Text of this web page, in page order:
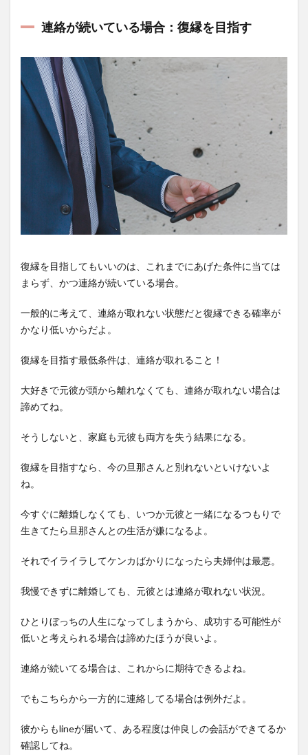
連絡が続いている場合：復縁を目指す
復縁を目指してもいいのは、これまでにあげた条件に当ては
まらず、かつ連絡が続いている場合。
一般的に考えて、連絡が取れない状態だと復縁できる確率が
かなり低いからだよ。
復縁を目指す最低条件は、連絡が取れること！
大好きで元彼が頭から離れなくても、連絡が取れない場合は
諦めてね。
そうしないと、家庭も元彼も両方を失う結果になる。
復縁を目指すなら、今の旦那さんと別れないといけないよ
ね。
今すぐに離婚しなくても、いつか元彼と一緒になるつもりで
生きてたら旦那さんとの生活が嫌になるよ。
それでイライラしてケンカばかりになったら夫婦仲は最悪。
我慢できずに離婚しても、元彼とは連絡が取れない状況。
ひとりぼっちの人生になってしまうから、成功する可能性が
低いと考えられる場合は諦めたほうが良いよ。
連絡が続いてる場合は、これからに期待できるよね。
でもこちらから一方的に連絡してる場合は例外だよ。
彼からもlineが届いて、ある程度は仲良しの会話ができてるか
確認してね。